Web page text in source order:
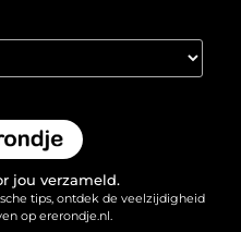
jou verzameld.
tips, ontdek de veelzijdigheid
op ererondje.nl.